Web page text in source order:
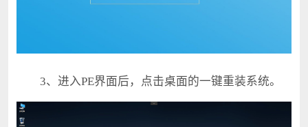
3、进入PE界面后，点击桌面的一键重装系统。